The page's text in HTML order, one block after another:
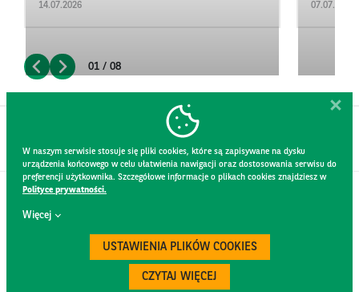
14.07.2026 07.07.2026
01 / 08
W naszym serwisie stosuje się pliki cookies, które są zapisywane na dysku
urządzenia końcowego w celu ułatwienia nawigacji oraz dostosowania serwisu do
preferencji użytkownika. Szczegółowe informacje o plikach cookies znajdziesz w
Polityce prywatności.
Więcej
USTAWIENIA PLIKÓW COOKIES
CZYTAJ WIĘCEJ
REGULAMIN STRONY
POLITYKA PRYWATNOŚCI